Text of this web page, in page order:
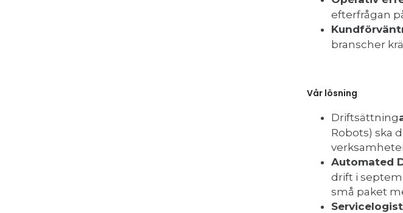
efterfrågan
branscher
Vår lösning
Driftsättning
Robots) ska
Automated
drift i
små paket